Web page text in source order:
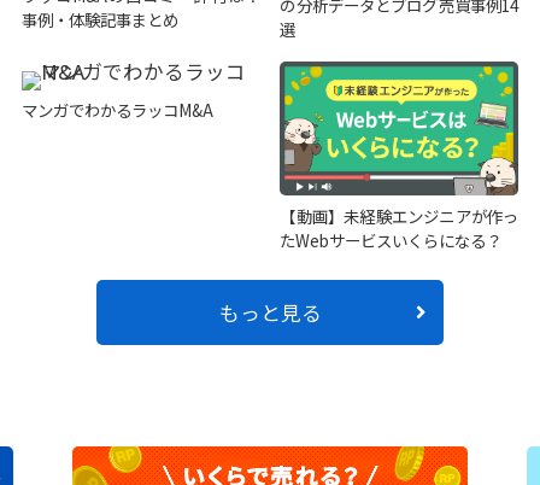
事例・体験記事まとめ
の分析データとブログ売買事例14
選
マンガでわかるラッコM&A
【動画】未経験エンジニアが作っ
たWebサービスいくらになる？
もっと見る